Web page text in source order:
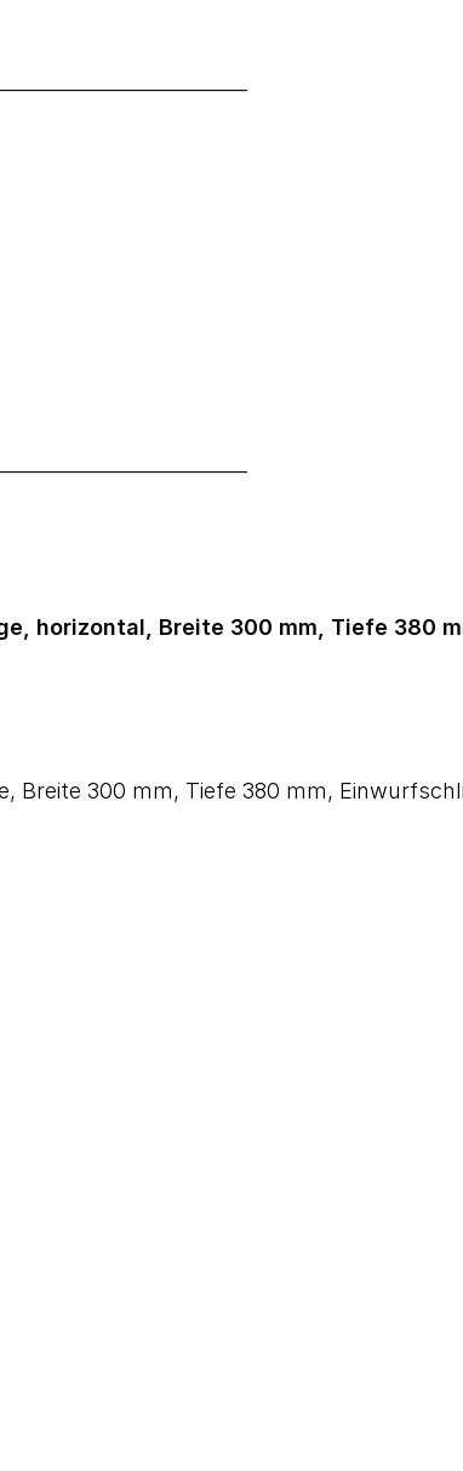
horizontal, Breite 300 mm, Tiefe 380
Breite 300 mm, Tiefe 380 mm,